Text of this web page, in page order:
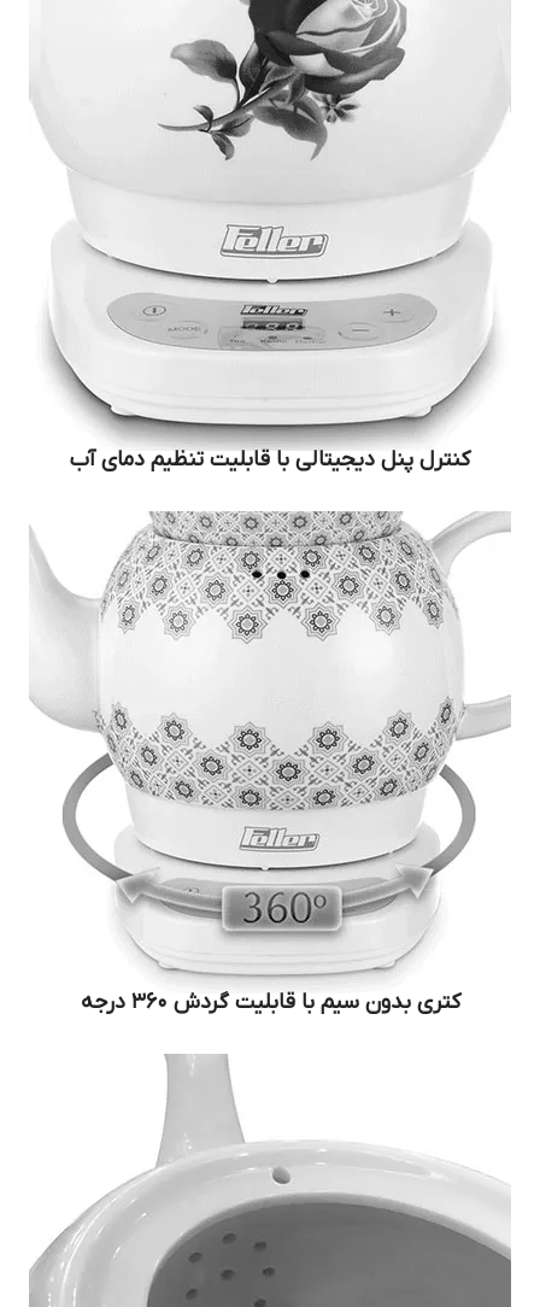
کنترل پنل دیجیتالی با قابلیت تنظیم دمای آب
کتری بدون سیم با قابلیت گردش ۳۶۰ درجه